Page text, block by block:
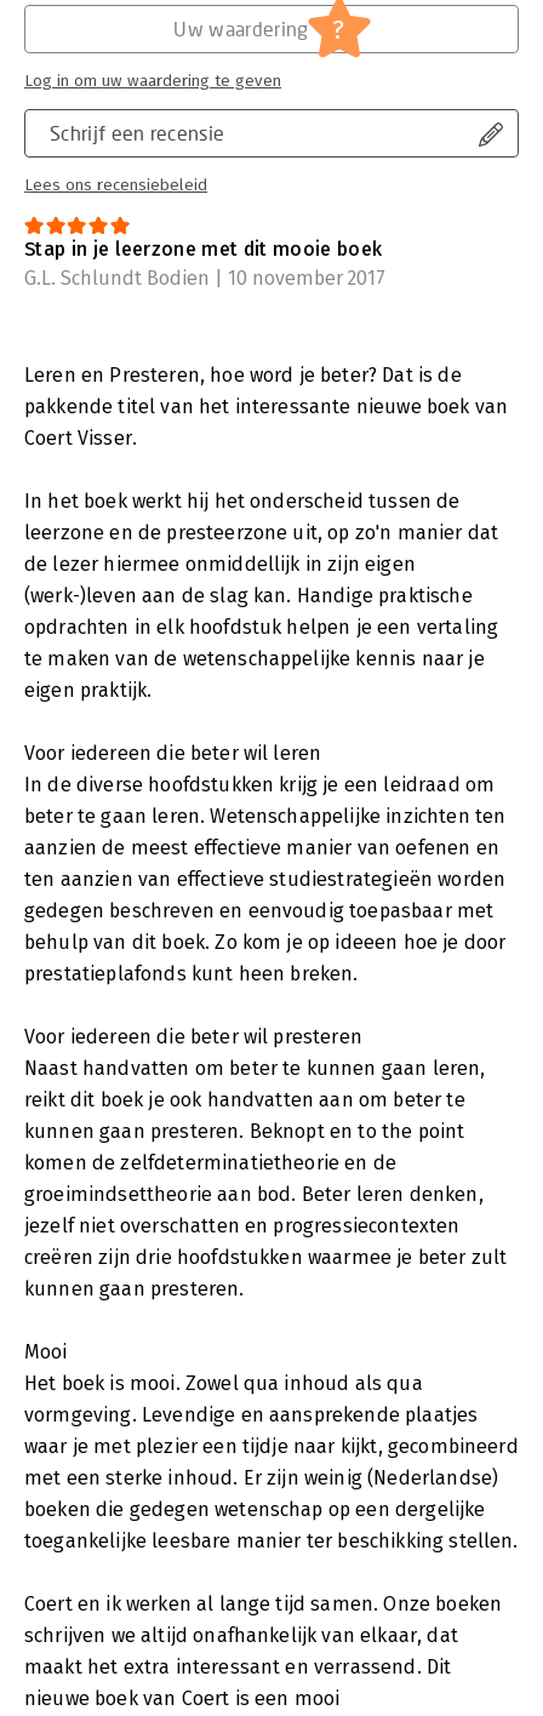
Schrijf een recensie
Lees ons recensiebeleid
Uw waardering ?
Log in om uw waardering te geven
Stap in je leerzone met dit mooie boek
G.L. Schlundt Bodien | 10 november 2017
Leren en Presteren, hoe word je beter? Dat is de
pakkende titel van het interessante nieuwe boek van
Coert Visser.
In het boek werkt hij het onderscheid tussen de
leerzone en de presteerzone uit, op zo'n manier dat
de lezer hiermee onmiddellijk in zijn eigen
(werk-)leven aan de slag kan. Handige praktische
opdrachten in elk hoofdstuk helpen je een vertaling
te maken van de wetenschappelijke kennis naar je
eigen praktijk.
Voor iedereen die beter wil leren
In de diverse hoofdstukken krijg je een leidraad om
beter te gaan leren. Wetenschappelijke inzichten ten
aanzien de meest effectieve manier van oefenen en
ten aanzien van effectieve studiestrategieën worden
gedegen beschreven en eenvoudig toepasbaar met
behulp van dit boek. Zo kom je op ideeen hoe je door
prestatieplafonds kunt heen breken.
Voor iedereen die beter wil presteren
Naast handvatten om beter te kunnen gaan leren,
reikt dit boek je ook handvatten aan om beter te
kunnen gaan presteren. Beknopt en to the point
komen de zelfdeterminatietheorie en de
groeimindsettheorie aan bod. Beter leren denken,
jezelf niet overschatten en progressiecontexten
creëren zijn drie hoofdstukken waarmee je beter zult
kunnen gaan presteren.
Mooi
Het boek is mooi. Zowel qua inhoud als qua
vormgeving. Levendige en aansprekende plaatjes
waar je met plezier een tijdje naar kijkt, gecombineerd
met een sterke inhoud. Er zijn weinig (Nederlandse)
boeken die gedegen wetenschap op een dergelijke
toegankelijke leesbare manier ter beschikking stellen.
Coert en ik werken al lange tijd samen. Onze boeken
schrijven we altijd onafhankelijk van elkaar, dat
maakt het extra interessant en verrassend. Dit
nieuwe boek van Coert is een mooi